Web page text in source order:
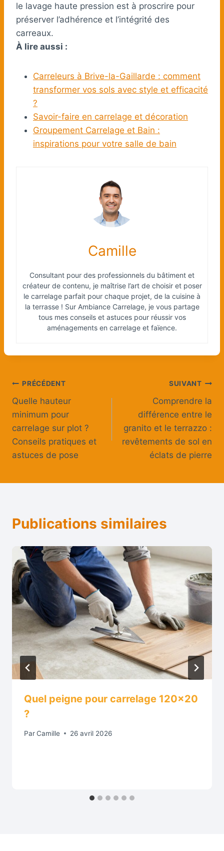
le lavage haute pression est à proscrire pour
préserver l’adhérence et l’intégrité des
carreaux.
À lire aussi :
Carreleurs à Brive-la-Gaillarde : comment
transformer vos sols avec style et efficacité
?
Savoir-faire en carrelage et décoration
Groupement Carrelage et Bain :
inspirations pour votre salle de bain
Camille
Consultant pour des professionnels du bâtiment et
créateur de contenu, je maîtrise l’art de choisir et poser
le carrelage parfait pour chaque projet, de la cuisine à
la terrasse ! Sur Ambiance Carrelage, je vous partage
tous mes conseils et astuces pour réussir vos
aménagements en carrelage et faïence.
Navigation
de
l’article
PRÉCÉDENT
Quelle hauteur
minimum pour
carrelage sur plot ?
Conseils pratiques et
astuces de pose
SUIVANT
Comprendre la
différence entre le
granito et le terrazzo :
revêtements de sol en
éclats de pierre
Publications similaires
Quel peigne pour carrelage 120×20
?
ParCamille 26 avril 2026